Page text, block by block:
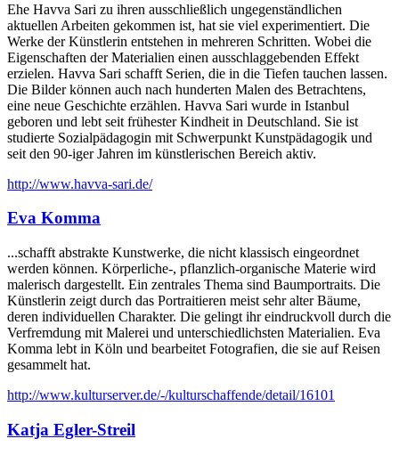
Ehe Havva Sari zu ihren ausschließlich ungegenständlichen
aktuellen Arbeiten gekommen ist, hat sie viel experimentiert. Die
Werke der Künstlerin entstehen in mehreren Schritten. Wobei die
Eigenschaften der Materialien einen ausschlaggebenden Effekt
erzielen. Havva Sari schafft Serien, die in die Tiefen tauchen lassen.
Die Bilder können auch nach hunderten Malen des Betrachtens,
eine neue Geschichte erzählen. Havva Sari wurde in Istanbul
geboren und lebt seit frühester Kindheit in Deutschland. Sie ist
studierte Sozialpädagogin mit Schwerpunkt Kunstpädagogik und
seit den 90-iger Jahren im künstlerischen Bereich aktiv.
http://www.havva-sari.de/
Eva Komma
...schafft abstrakte Kunstwerke, die nicht klassisch eingeordnet
werden können. Körperliche-, pflanzlich-organische Materie wird
malerisch dargestellt. Ein zentrales Thema sind Baumportraits. Die
Künstlerin zeigt durch das Portraitieren meist sehr alter Bäume,
deren individuellen Charakter. Die gelingt ihr eindruckvoll durch die
Verfremdung mit Malerei und unterschiedlichsten Materialien. Eva
Komma lebt in Köln und bearbeitet Fotografien, die sie auf Reisen
gesammelt hat.
http://www.kulturserver.de/-/kulturschaffende/detail/16101
Katja Egler-Streil